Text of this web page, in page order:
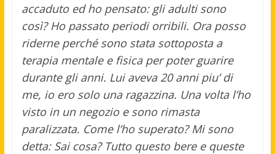
accaduto ed ho pensato: gli adulti sono
così? Ho passato periodi orribili. Ora posso
riderne perché sono stata sottoposta a
terapia mentale e fisica per poter guarire
durante gli anni. Lui aveva 20 anni piu’ di
me, io ero solo una ragazzina. Una volta l’ho
visto in un negozio e sono rimasta
paralizzata. Come l’ho superato? Mi sono
detta: Sai cosa? Tutto questo bere e queste